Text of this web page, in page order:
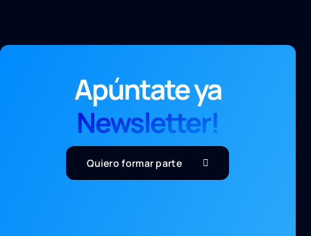
Apúntate ya
Newsletter!
Quiero formar parte